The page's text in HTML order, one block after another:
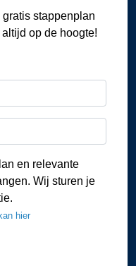
gratis stappenplan
op de hoogte!
en relevante
Wij sturen je
kan hier